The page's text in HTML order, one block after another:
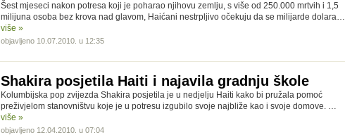
Šest mjeseci nakon potresa koji je poharao njihovu zemlju, s više od 250.000 mrtvih i 1,5
milijuna osoba bez krova nad glavom, Haićani nestrpljivo očekuju da se milijarde dolara…
više »
objavljeno 10.07.2010. u 12:35
Shakira posjetila Haiti i najavila gradnju škole
Kolumbijska pop zvijezda Shakira posjetila je u nedjelju Haiti kako bi pružala pomoć
preživjelom stanovništvu koje je u potresu izgubilo svoje najbliže kao i svoje domove. …
više »
objavljeno 12.04.2010. u 07:04